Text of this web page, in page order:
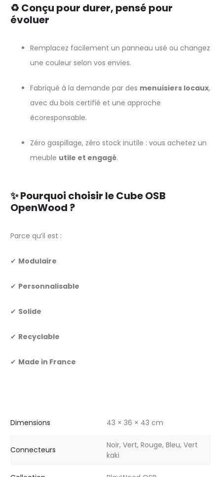
♻️ Conçu pour durer, pensé pour
évoluer
Remplacez facilement un panneau usé ou changez
une couleur selon vos envies.
Fabriqué à la demande par des menuisiers locaux,
avec du bois certifié et une approche
écoresponsable.
Zéro gaspillage, zéro stock inutile : vous achetez un
meuble utile et engagé.
✨ Pourquoi choisir le Cube OSB
OpenWood ?
Parce qu’il est :
✔ Modulaire
✔ Personnalisable
✔ Solide
✔ Recyclable
✔ Made in France
Dimensions 43 × 36 × 43 cm
Connecteurs
Noir, Vert, Rouge, Bleu, Vert
kaki